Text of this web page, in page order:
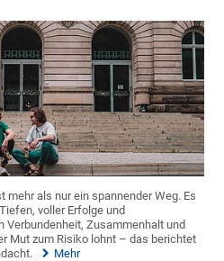
mehr als nur ein spannender Weg. Es
voller Erfolge und
Verbundenheit, Zusammenhalt und
Mut zum Risiko lohnt – das berichtet
Mehr